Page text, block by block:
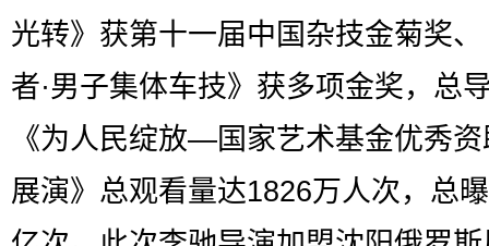
光转》获第十一届中国杂技金菊奖
者·男子集体车技》获多项金奖，总
《为人民绽放—国家艺术基金优秀
展演》总观看量达1826万人次，总